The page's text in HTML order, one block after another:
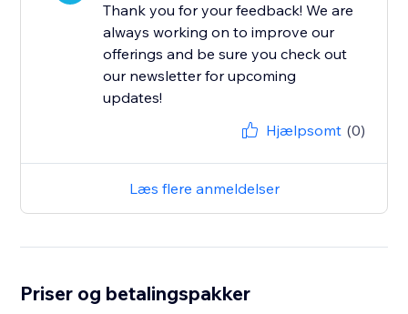
Thank you for your feedback! We are
always working on to improve our
offerings and be sure you check out
our newsletter for upcoming
updates!
Hjælpsomt (0)
Læs flere anmeldelser
Priser og betalingspakker